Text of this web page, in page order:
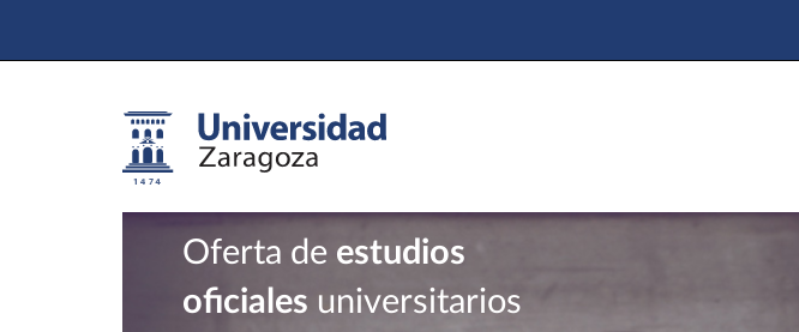
Oferta de estudios
oficiales universitarios